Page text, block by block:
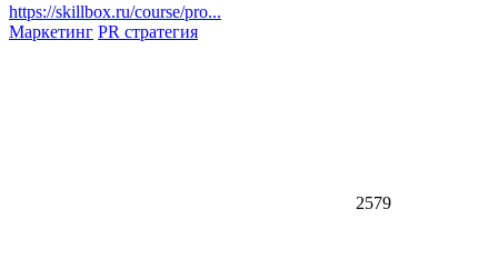
https://skillbox.ru/course/pro...
Маркетинг PR стратегия
2579